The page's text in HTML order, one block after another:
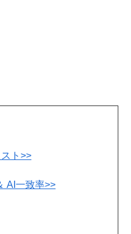
ト>>
AI一致率>>